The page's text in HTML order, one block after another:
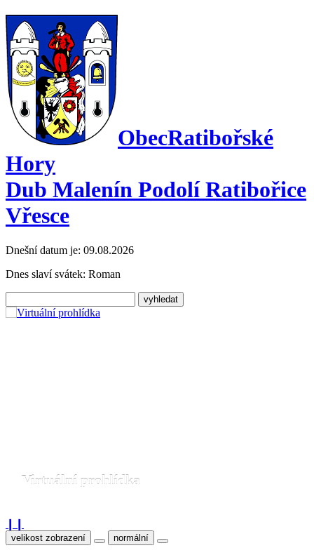
ObecRatibořské
Hory
Dub Malenín Podolí Ratibořice
Vřesce
Dnešní datum je: 09.08.2026
Dnes slaví svátek: Roman
Virtuální prohlídka
velikost zobrazení normální